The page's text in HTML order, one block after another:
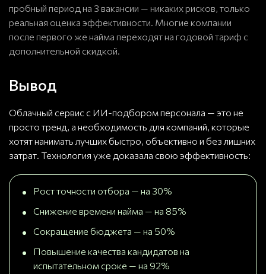
пробный период на 3 вакансии — никаких рисков, только
реальная оценка эффективности. Многие компании
после первого же найма переходят на годовой тариф с
дополнительной скидкой.
Вывод
Облачный сервис с ИИ-подбором персонала — это не
просто тренд, а необходимость для компаний, которые
хотят нанимать лучших быстро, объективно и без лишних
затрат. Технология уже доказала свою эффективность:
Рост точности отбора — на 30%
Снижение времени найма — на 85%
Сокращение бюджета — на 50%
Повышение качества кандидатов на
испытательном сроке — на 92%